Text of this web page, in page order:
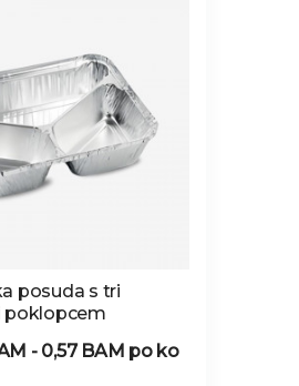
posuda s tri
poklopcem
- 0,57 BAM po ko